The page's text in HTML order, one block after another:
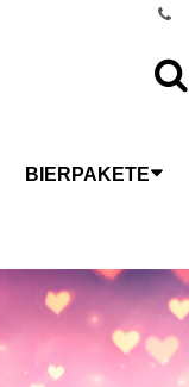
BIERPAKETE